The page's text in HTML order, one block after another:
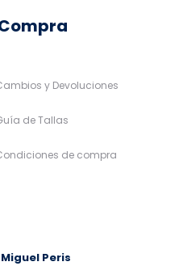
y Devoluciones
de Tallas
de compra
Peris